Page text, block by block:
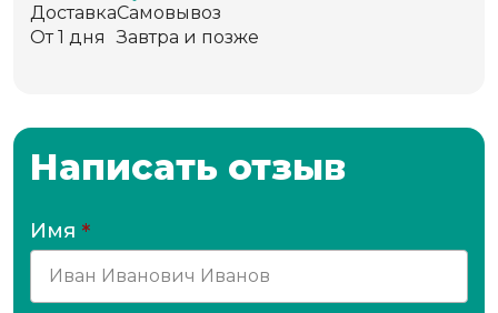
Доставка
От 1 дня
Самовывоз
Завтра и позже
Написать отзыв
Имя *